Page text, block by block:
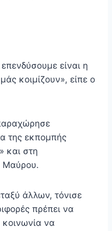
είναι η
κοιμίζουν», είπε ο
της εκπομπής
και στη
Μαύρου.
άλλων, τόνισε
πρέπει να
κοινωνία να